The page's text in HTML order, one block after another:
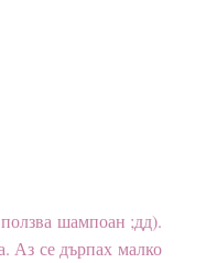
шампоан ;дд).
Аз се дърпах малко